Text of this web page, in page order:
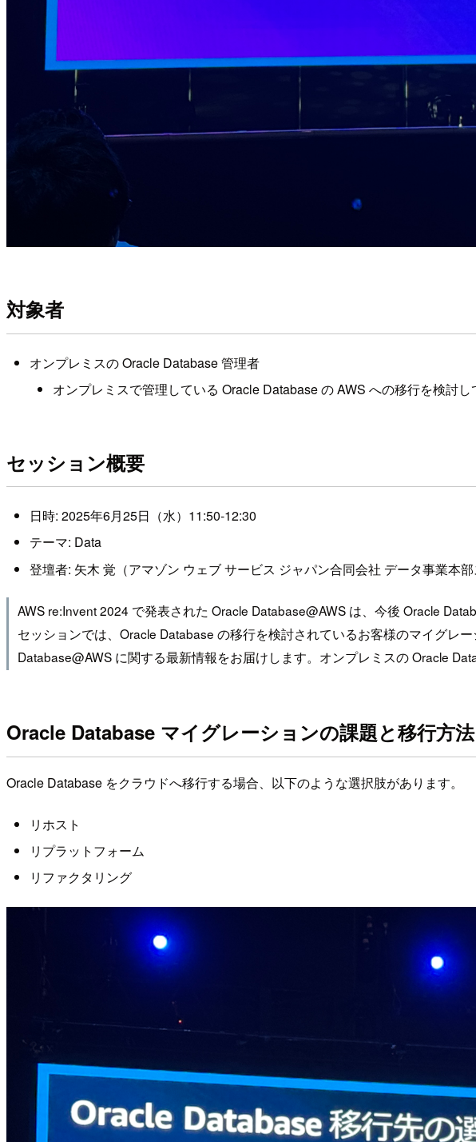
対象者
オンプレミスの Oracle Database 管理者
オンプレミスで管理している Oracle Database の AWS への移行を検討し
セッション概要
日時: 2025年6月25日（水）11:50-12:30
テーマ: Data
登壇者: 矢木 覚（アマゾン ウェブ サービス ジャパン合同会社 データ事業本
AWS re:Invent 2024 で発表された Oracle Database@AWS は、今後 Oracle
セッションでは、Oracle Database の移行を検討されているお客様のマイグレ
Database@AWS に関する最新情報をお届けします。オンプレミスの Oracle
Oracle Database マイグレーションの課題と移行方法
Oracle Database をクラウドへ移行する場合、以下のような選択肢があります。
リホスト
リプラットフォーム
リファクタリング